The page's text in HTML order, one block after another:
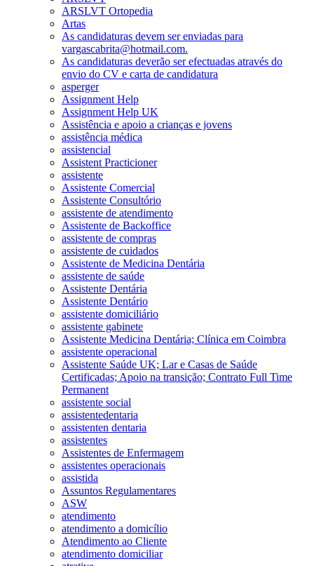
ARSLVT Ortopedia
Artas
As candidaturas devem ser enviadas para
vargascabrita@hotmail.com.
As candidaturas deverão ser efectuadas através do
envio do CV e carta de candidatura
asperger
Assignment Help
Assignment Help UK
Assistência e apoio a crianças e jovens
assistência médica
assistencial
Assistent Practicioner
assistente
Assistente Comercial
Assistente Consultório
assistente de atendimento
Assistente de Backoffice
assistente de compras
assistente de cuidados
Assistente de Medicina Dentária
assistente de saúde
Assistente Dentária
Assistente Dentário
assistente domiciliário
assistente gabinete
Assistente Medicina Dentária; Clínica em Coimbra
assistente operacional
Assistente Saúde UK; Lar e Casas de Saúde
Certificadas; Apoio na transição; Contrato Full Time
Permanent
assistente social
assistentedentaria
assistenten dentaria
assistentes
Assistentes de Enfermagem
assistentes operacionais
assistida
Assuntos Regulamentares
ASW
atendimento
atendimento a domicílio
Atendimento ao Cliente
atendimento domiciliar